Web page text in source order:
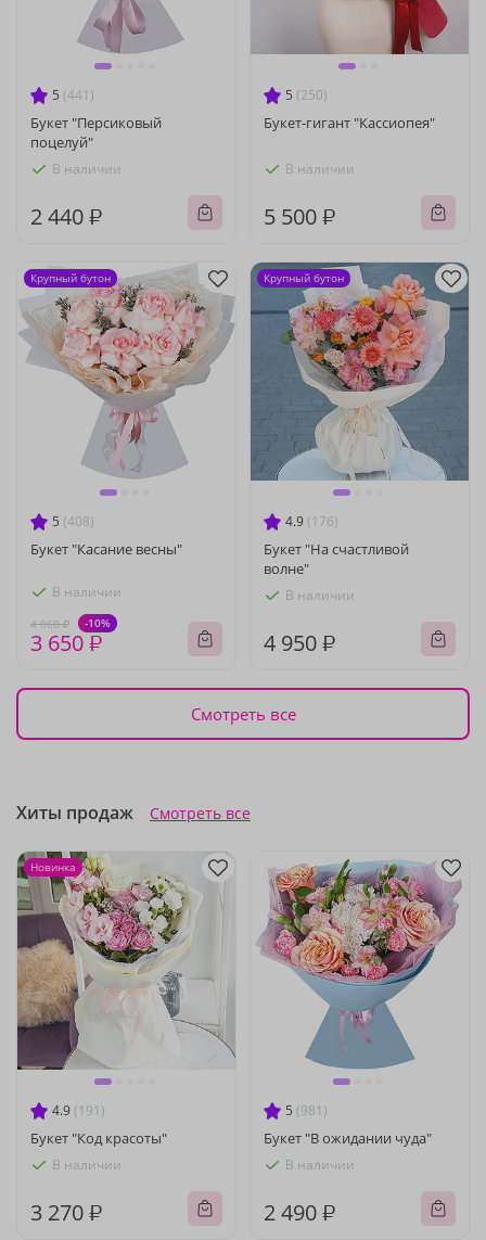
5 (441)
Букет "Персиковый
поцелуй"
В наличии
2 440 ₽
5 (250)
Букет-гигант "Кассиопея"
В наличии
5 500 ₽
5 (408)
Букет "Касание весны"
В наличии
4 060 ₽ -10%
3 650 ₽
Крупный бутон
4.9 (176)
Букет "На счастливой
волне"
В наличии
4 950 ₽
Крупный бутон
Смотреть все
Хиты продаж Смотреть все
4.9 (191)
Букет "Код красоты"
В наличии
3 270 ₽
Новинка
5 (981)
Букет "В ожидании чуда"
В наличии
2 490 ₽